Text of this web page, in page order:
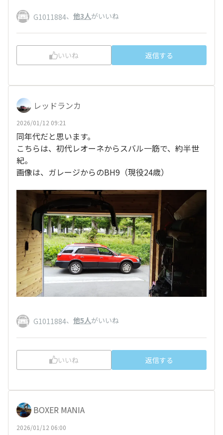
G1011884、 他3人がいいね
いいね 返信する
レッドランカ
2026/01/12 09:21
同年代だと思います。
こちらは、初代レオーネからスバル一筋で、約半世
紀。
画像は、ガレージからのBH9（現役24歳）
G1011884、 他5人がいいね
いいね 返信する
BOXER MANIA
2026/01/12 06:00